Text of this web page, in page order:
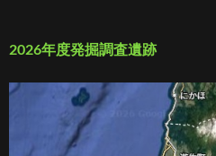
2026年度発掘調査遺跡